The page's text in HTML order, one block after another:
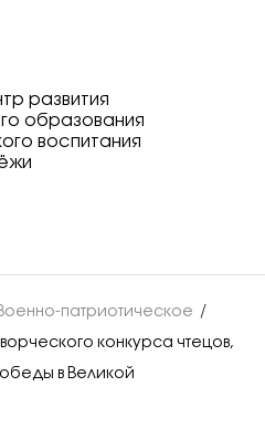
развития
образования
воспитания
патриотическое /
конкурса чтецов,
в Великой